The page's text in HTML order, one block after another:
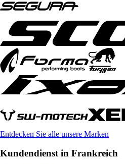
Entdecken Sie alle unsere Marken
Kundendienst in Frankreich